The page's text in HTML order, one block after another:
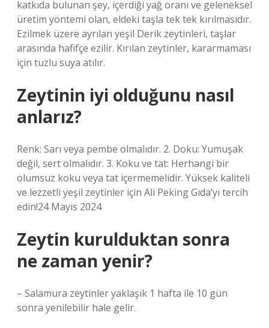
katkıda bulunan şey, içerdiği yağ oranı ve geleneksel
üretim yöntemi olan, eldeki taşla tek tek kırılmasıdır.
Ezilmek üzere ayrılan yeşil Derik zeytinleri, taşlar
arasında hafifçe ezilir. Kırılan zeytinler, kararmaması
için tuzlu suya atılır.
Zeytinin iyi olduğunu nasıl
anlarız?
Renk: Sarı veya pembe olmalıdır. 2. Doku: Yumuşak
değil, sert olmalıdır. 3. Koku ve tat: Herhangi bir
olumsuz koku veya tat içermemelidir. Yüksek kaliteli
ve lezzetli yeşil zeytinler için Ali Peking Gıda’yı tercih
edin!24 Mayıs 2024
Zeytin kurulduktan sonra
ne zaman yenir?
– Salamura zeytinler yaklaşık 1 hafta ile 10 gün
sonra yenilebilir hale gelir.